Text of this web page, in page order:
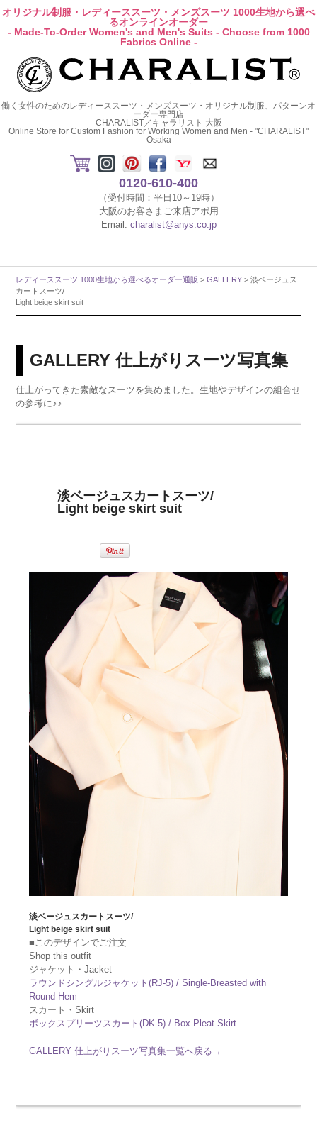
オリジナル制服・レディーススーツ・メンズスーツ 1000生地から選べ
るオンラインオーダー
- Made-To-Order Women's and Men's Suits - Choose from 1000
Fabrics Online -
働く女性のためのレディーススーツ・メンズスーツ・オリジナル制服、パターンオ
ーダー専門店
CHARALIST／キャラリスト 大阪
Online Store for Custom Fashion for Working Women and Men - "CHARALIST"
Osaka
0120-610-400
（受付時間：平日10～19時）
大阪のお客さまご来店アポ用
Email: charalist@anys.co.jp
レディーススーツ 1000生地から選べるオーダー通販 >GALLERY > 淡ベージュス
カートスーツ/
Light beige skirt suit
GALLERY 仕上がりスーツ写真集
仕上がってきた素敵なスーツを集めました。生地やデザインの組合せ
の参考に♪♪
淡ベージュスカートスーツ/
Light beige skirt suit
淡ベージュスカートスーツ/
Light beige skirt suit
■このデザインでご注文
Shop this outfit
ジャケット・Jacket
ラウンドシングルジャケット(RJ-5) / Single-Breasted with
Round Hem
スカート・Skirt
ボックスプリーツスカート(DK-5) / Box Pleat Skirt
GALLERY 仕上がりスーツ写真集一覧へ戻る→